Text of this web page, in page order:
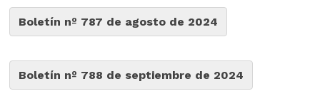
Boletín nº 787 de agosto de 2024
Boletín nº 788 de septiembre de 2024